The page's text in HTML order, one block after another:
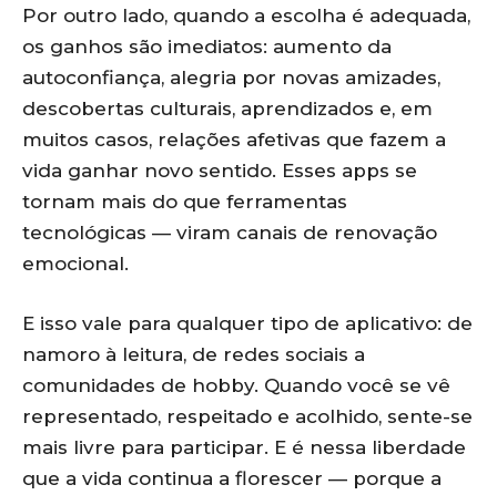
Por outro lado, quando a escolha é adequada,
os ganhos são imediatos: aumento da
autoconfiança, alegria por novas amizades,
descobertas culturais, aprendizados e, em
muitos casos, relações afetivas que fazem a
vida ganhar novo sentido. Esses apps se
tornam mais do que ferramentas
tecnológicas — viram canais de renovação
emocional.
E isso vale para qualquer tipo de aplicativo: de
namoro à leitura, de redes sociais a
comunidades de hobby. Quando você se vê
representado, respeitado e acolhido, sente-se
mais livre para participar. E é nessa liberdade
que a vida continua a florescer — porque a